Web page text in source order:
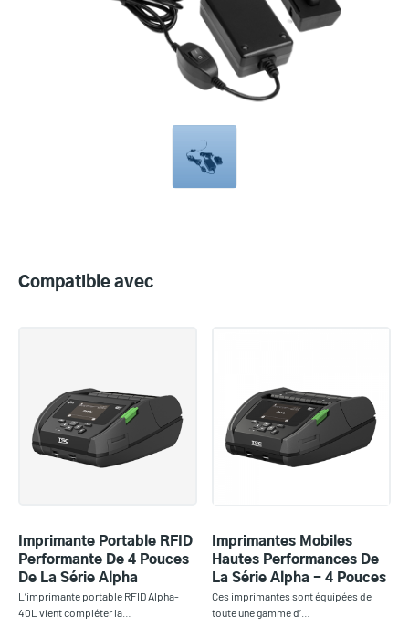
Compatible avec
Imprimante Portable RFID
Performante De 4 Pouces
De La Série Alpha
L’imprimante portable RFID Alpha-
40L vient compléter la…
Imprimantes Mobiles
Hautes Performances De
La Série Alpha - 4 Pouces
Ces imprimantes sont équipées de
toute une gamme d’…